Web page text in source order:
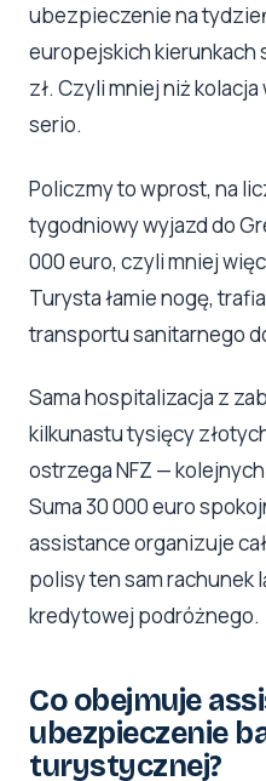
ubezpieczenie na
europejskich kierunkach
zł. Czyli mniej niż
serio.
Policzmy to wprost, na
tygodniowy wyjazd do
000 euro, czyli mniej
Turysta łamie nogę,
transportu sanitarnego
Sama hospitalizacja z
kilkunastu tysięcy
ostrzega NFZ —
Suma 30 000 euro
assistance organizuje
polisy ten sam rachunek
kredytowej podróżnego.
Co obejmuje
ubezpieczenie
turystycznej?